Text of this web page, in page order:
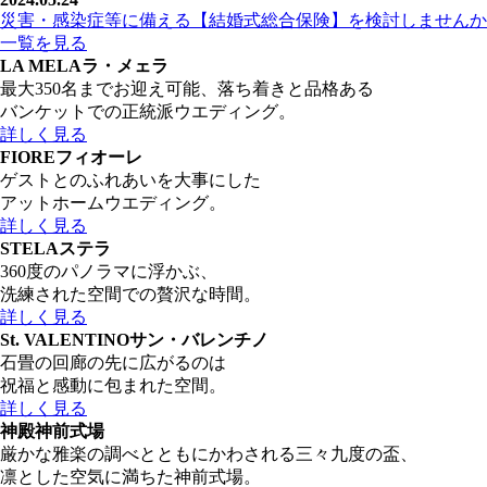
災害・感染症等に備える【結婚式総合保険】を検討しません
一覧を見る
LA MELAラ・メェラ
最大350名までお迎え可能、落ち着きと品格ある
バンケットでの正統派ウエディング。
詳しく見る
FIOREフィオーレ
ゲストとのふれあいを大事にした
アットホームウエディング。
詳しく見る
STELAステラ
360度のパノラマに浮かぶ、
洗練された空間での贅沢な時間。
詳しく見る
St. VALENTINOサン・バレンチノ
石畳の回廊の先に広がるのは
祝福と感動に包まれた空間。
詳しく見る
神殿神前式場
厳かな雅楽の調べとともにかわされる三々九度の盃、
凛とした空気に満ちた神前式場。